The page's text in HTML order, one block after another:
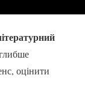
оцінити